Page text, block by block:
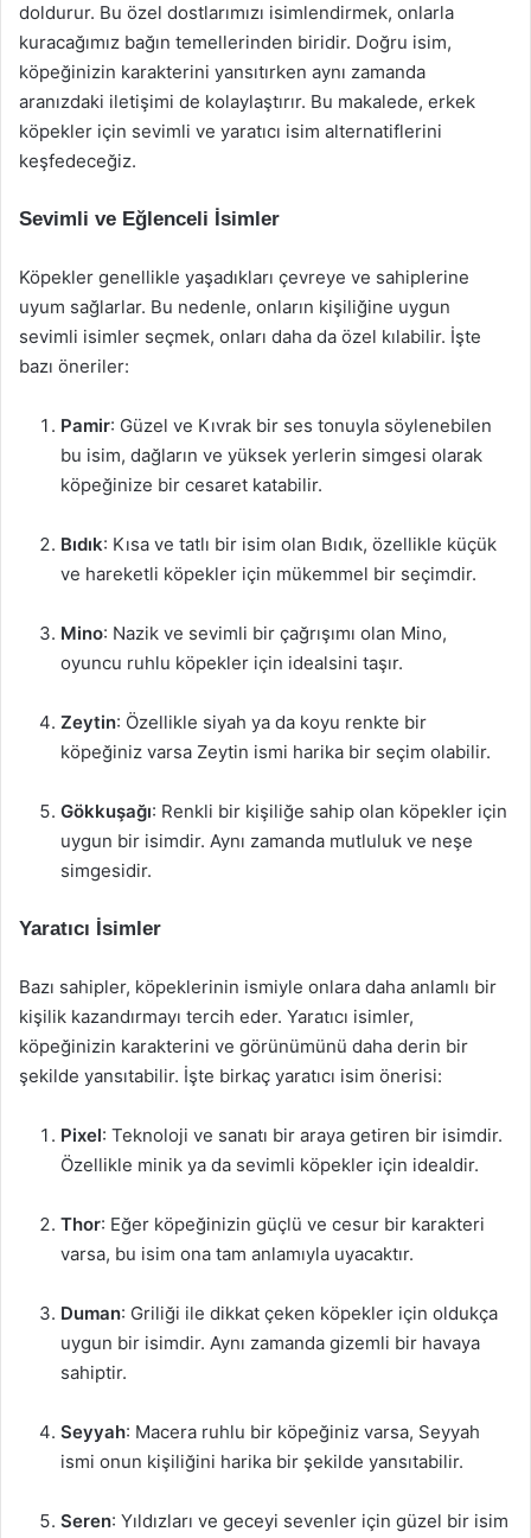
doldurur. Bu özel dostlarımızı isimlendirmek, onlarla
kuracağımız bağın temellerinden biridir. Doğru isim,
köpeğinizin karakterini yansıtırken aynı zamanda
aranızdaki iletişimi de kolaylaştırır. Bu makalede, erkek
köpekler için sevimli ve yaratıcı isim alternatiflerini
keşfedeceğiz.
Sevimli ve Eğlenceli İsimler
Köpekler genellikle yaşadıkları çevreye ve sahiplerine
uyum sağlarlar. Bu nedenle, onların kişiliğine uygun
sevimli isimler seçmek, onları daha da özel kılabilir. İşte
bazı öneriler:
Pamir: Güzel ve Kıvrak bir ses tonuyla söylenebilen
bu isim, dağların ve yüksek yerlerin simgesi olarak
köpeğinize bir cesaret katabilir.
Bıdık: Kısa ve tatlı bir isim olan Bıdık, özellikle küçük
ve hareketli köpekler için mükemmel bir seçimdir.
Mino: Nazik ve sevimli bir çağrışımı olan Mino,
oyuncu ruhlu köpekler için idealsini taşır.
Zeytin: Özellikle siyah ya da koyu renkte bir
köpeğiniz varsa Zeytin ismi harika bir seçim olabilir.
Gökkuşağı: Renkli bir kişiliğe sahip olan köpekler için
uygun bir isimdir. Aynı zamanda mutluluk ve neşe
simgesidir.
Yaratıcı İsimler
Bazı sahipler, köpeklerinin ismiyle onlara daha anlamlı bir
kişilik kazandırmayı tercih eder. Yaratıcı isimler,
köpeğinizin karakterini ve görünümünü daha derin bir
şekilde yansıtabilir. İşte birkaç yaratıcı isim önerisi:
Pixel: Teknoloji ve sanatı bir araya getiren bir isimdir.
Özellikle minik ya da sevimli köpekler için idealdir.
Thor: Eğer köpeğinizin güçlü ve cesur bir karakteri
varsa, bu isim ona tam anlamıyla uyacaktır.
Duman: Griliği ile dikkat çeken köpekler için oldukça
uygun bir isimdir. Aynı zamanda gizemli bir havaya
sahiptir.
Seyyah: Macera ruhlu bir köpeğiniz varsa, Seyyah
ismi onun kişiliğini harika bir şekilde yansıtabilir.
Seren: Yıldızları ve geceyi sevenler için güzel bir isim